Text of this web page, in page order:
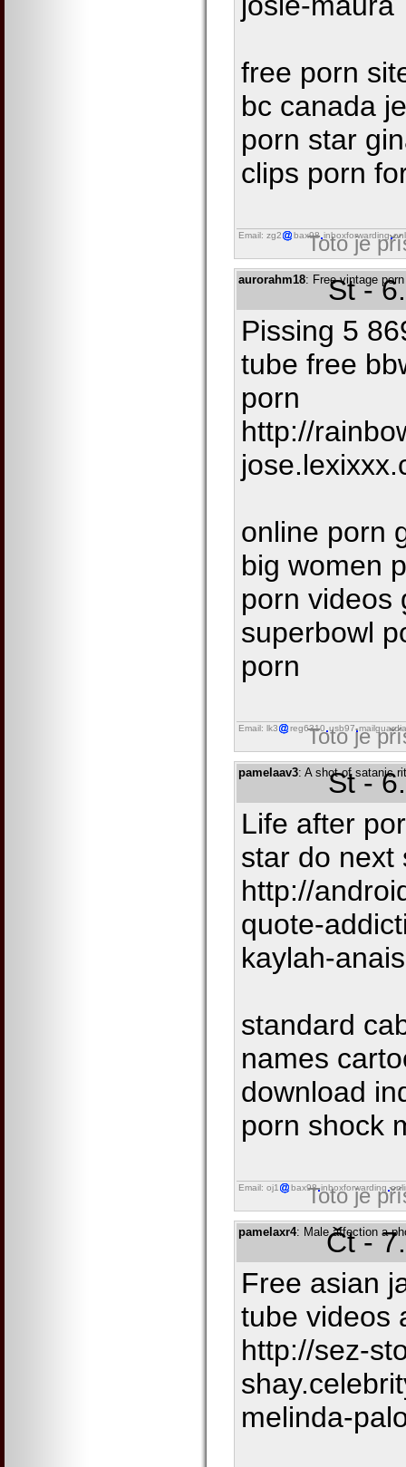
free porn
bc canada
porn star
clips porn
Email: zg2 bax98 inboxforwarding
Toto je
aurorahm18: Free vintage
St -
Pissing 5
tube free
porn
http://
online porn
big women
porn videos
superbowl
porn
Email: lk3 reg6310 usb97
Toto je
pamelaav3: A shot of satanic
St -
Life after
star do next
http://
quote-
kaylah-anais
standard
names
download
porn shock
Email: oj1 bax98 inboxforwarding
Toto je
pamelaxr4: Male affection a
Čt -
Free asian
tube videos
http://sez-
melinda-